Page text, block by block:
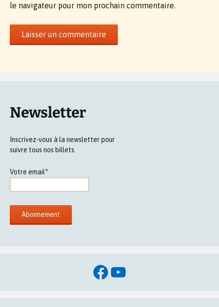
le navigateur pour mon prochain commentaire.
Newsletter
Inscrivez-vous à la newsletter pour
suivre tous nos billets.
Votre email*
Facebook
YouTube